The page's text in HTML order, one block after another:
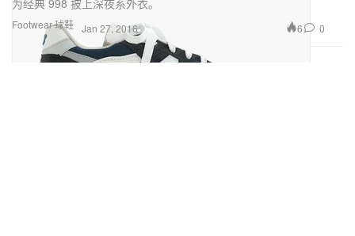
Footwear 球鞋
为经典 998 披上深夜系外衣。
Jan 27, 2016 6 0